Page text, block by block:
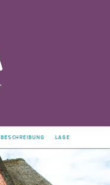
BESCHREIBUNG LAGE